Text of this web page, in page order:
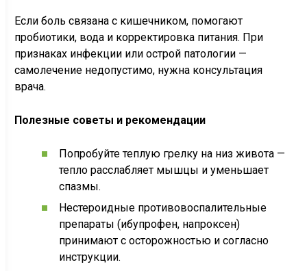
Если боль связана с кишечником, помогают
пробиотики, вода и корректировка питания. При
признаках инфекции или острой патологии —
самолечение недопустимо, нужна консультация
врача.
Полезные советы и рекомендации
Попробуйте теплую грелку на низ живота —
тепло расслабляет мышцы и уменьшает
спазмы.
Нестероидные противовоспалительные
препараты (ибупрофен, напроксен)
принимают с осторожностью и согласно
инструкции.